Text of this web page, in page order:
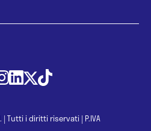
| Tutti i diritti riservati | P.IVA